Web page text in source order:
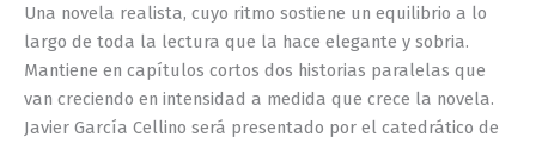
Una novela realista, cuyo ritmo sostiene un equilibrio a lo
largo de toda la lectura que la hace elegante y sobria.
Mantiene en capítulos cortos dos historias paralelas que
van creciendo en intensidad a medida que crece la novela.
Javier García Cellino será presentado por el catedrático de